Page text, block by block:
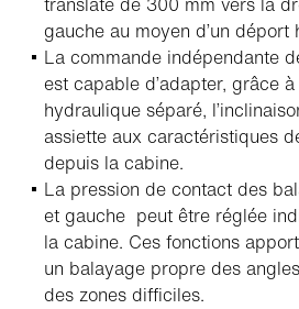
gauche au moyen d’un déport
La commande indépendante
est capable d’adapter, grâce
hydraulique séparé,
assiette aux caractéristiques
depuis la cabine.
La pression de contact des
et gauche peut être réglée
la cabine. Ces fonctions
un balayage propre des
des zones difficiles.